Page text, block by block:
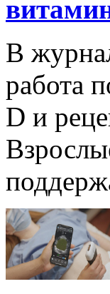
В
работа
D и